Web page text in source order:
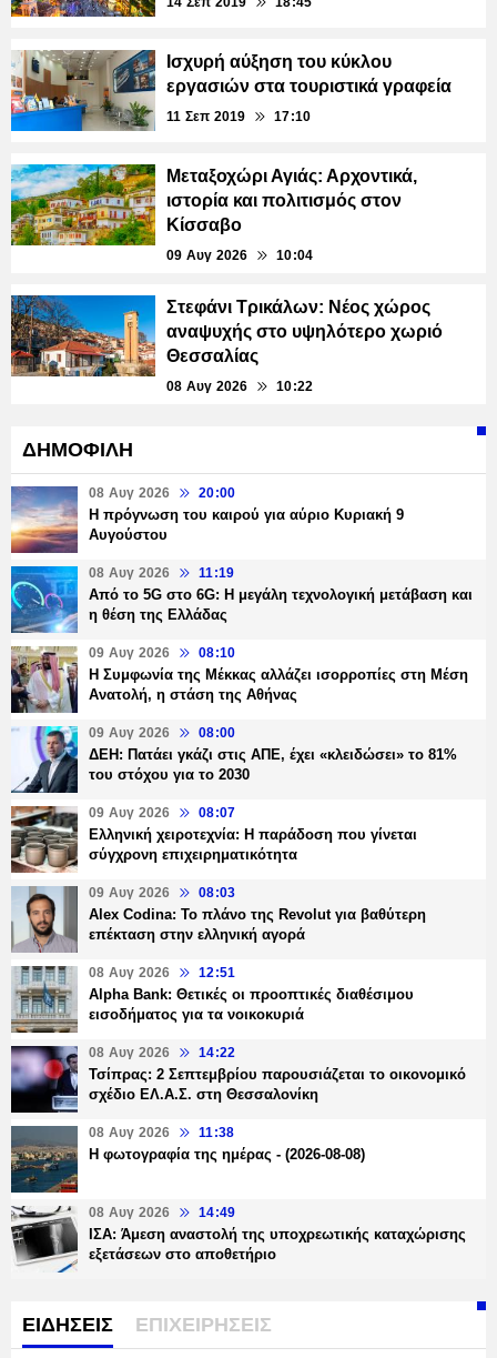
Ισχυρή αύξηση του κύκλου
εργασιών στα τουριστικά γραφεία
11 Σεπ 2019 17:10
Μεταξοχώρι Αγιάς: Αρχοντικά,
ιστορία και πολιτισμός στον
Κίσσαβο
09 Αυγ 2026 10:04
Στεφάνι Τρικάλων: Νέος χώρος
αναψυχής στο υψηλότερο χωριό
Θεσσαλίας
08 Αυγ 2026 10:22
ΔΗΜΟΦΙΛΗ
08 Αυγ 2026 20:00
Η πρόγνωση του καιρού για αύριο Κυριακή 9
Αυγούστου
08 Αυγ 2026 11:19
Από το 5G στο 6G: Η μεγάλη τεχνολογική μετάβαση και
η θέση της Ελλάδας
09 Αυγ 2026 08:10
Η Συμφωνία της Μέκκας αλλάζει ισορροπίες στη Μέση
Ανατολή, η στάση της Αθήνας
09 Αυγ 2026 08:00
ΔΕΗ: Πατάει γκάζι στις ΑΠΕ, έχει «κλειδώσει» το 81%
του στόχου για το 2030
09 Αυγ 2026 08:07
Ελληνική χειροτεχνία: Η παράδοση που γίνεται
σύγχρονη επιχειρηματικότητα
09 Αυγ 2026 08:03
Alex Codina: Το πλάνο της Revolut για βαθύτερη
επέκταση στην ελληνική αγορά
08 Αυγ 2026 12:51
Alpha Bank: Θετικές οι προοπτικές διαθέσιμου
εισοδήματος για τα νοικοκυριά
08 Αυγ 2026 14:22
Τσίπρας: 2 Σεπτεμβρίου παρουσιάζεται το οικονομικό
σχέδιο ΕΛ.Α.Σ. στη Θεσσαλονίκη
08 Αυγ 2026 11:38
Η φωτογραφία της ημέρας - (2026-08-08)
08 Αυγ 2026 14:49
ΙΣΑ: Άμεση αναστολή της υποχρεωτικής καταχώρισης
εξετάσεων στο αποθετήριο
ΕΙΔΗΣΕΙΣ ΕΠΙΧΕΙΡΗΣΕΙΣ